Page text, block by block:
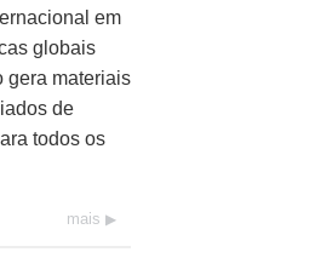
em
globais
gera materiais
de
todos os
mais